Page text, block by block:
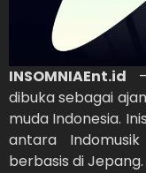
INSOMNIAEnt.id
dibuka sebagai
muda Indonesia.
antara
berbasis di Jepang.